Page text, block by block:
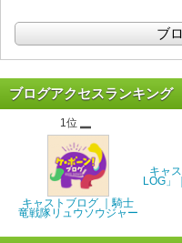
ブ
ブログアクセスランキング
1位
キャストブログ ｜騎士
竜戦隊リュウソウジャー
キャ
LOG」